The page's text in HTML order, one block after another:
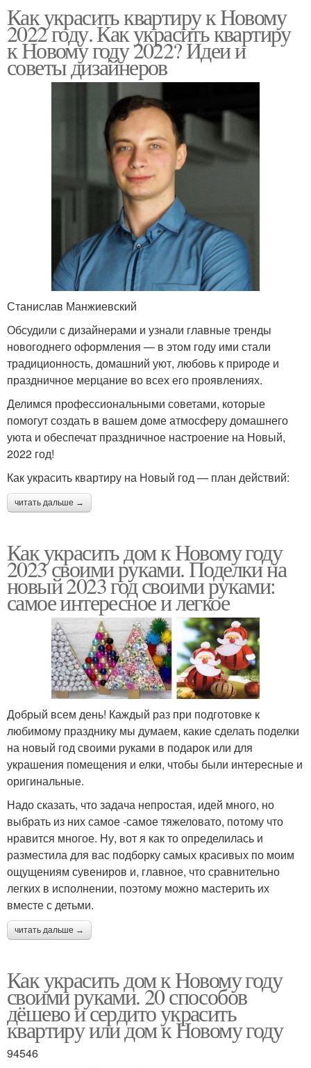
Как украсить квартиру к Новому
2022 году. Как украсить квартиру
к Новому году 2022? Идеи и
советы дизайнеров
Станислав Манжиевский
Обсудили с дизайнерами и узнали главные тренды
новогоднего оформления — в этом году ими стали
традиционность, домашний уют, любовь к природе и
праздничное мерцание во всех его проявлениях.
Делимся профессиональными советами, которые
помогут создать в вашем доме атмосферу домашнего
уюта и обеспечат праздничное настроение на Новый,
2022 год!
Как украсить квартиру на Новый год — план действий:
читать дальше →
Как украсить дом к Новому году
2023 своими руками. Поделки на
новый 2023 год своими руками:
самое интересное и легкое
Добрый всем день! Каждый раз при подготовке к
любимому празднику мы думаем, какие сделать поделки
на новый год своими руками в подарок или для
украшения помещения и елки, чтобы были интересные и
оригинальные.
Надо сказать, что задача непростая, идей много, но
выбрать из них самое -самое тяжеловато, потому что
нравится многое. Ну, вот я как то определилась и
разместила для вас подборку самых красивых по моим
ощущениям сувениров и, главное, что сравнительно
легких в исполнении, поэтому можно мастерить их
вместе с детьми.
читать дальше →
Как украсить дом к Новому году
своими руками. 20 способов
дёшево и сердито украсить
квартиру или дом к Новому году
94546